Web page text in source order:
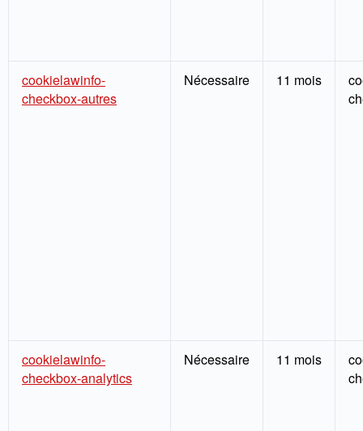
cookielawinfo-
checkbox-autres
Nécessaire 11 mois
cookielawinfo-
checkbox-analytics
Nécessaire 11 mois